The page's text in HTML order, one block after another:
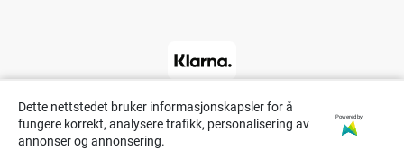
Dette nettstedet bruker informasjonskapsler for å
fungere korrekt, analysere trafikk, personalisering av
annonser og annonsering.
Powered by